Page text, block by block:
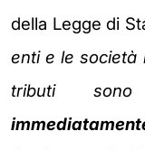
della Legge di
enti e le società
tributi